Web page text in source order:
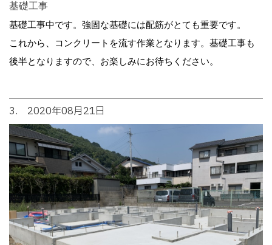
基礎工事
基礎工事中です。強固な基礎には配筋がとても重要です。
これから、コンクリートを流す作業となります。基礎工事も
後半となりますので、お楽しみにお待ちください。
3. 2020年08月21日